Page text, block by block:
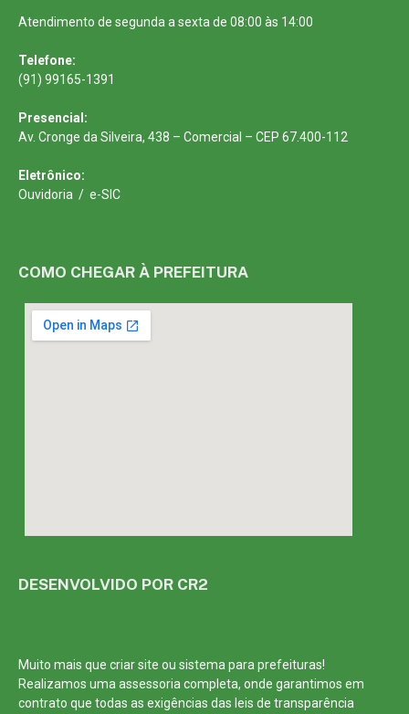
Atendimento de segunda a sexta de 08:00 às 14:00
Telefone:
(91) 99165-1391
Presencial:
Av. Cronge da Silveira, 438 – Comercial – CEP 67.400-112
Eletrônico:
Ouvidoria / e-SIC
COMO CHEGAR À PREFEITURA
DESENVOLVIDO POR CR2
Muito mais que criar site ou sistema para prefeituras!
Realizamos umaassessoriacompleta, onde garantimos em
contrato que todas as exigências das leis de transparência